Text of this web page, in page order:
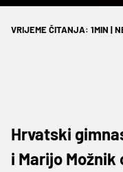
VRIJEME ČITANJA: 1MIN |
Hrvatski
i Marijo